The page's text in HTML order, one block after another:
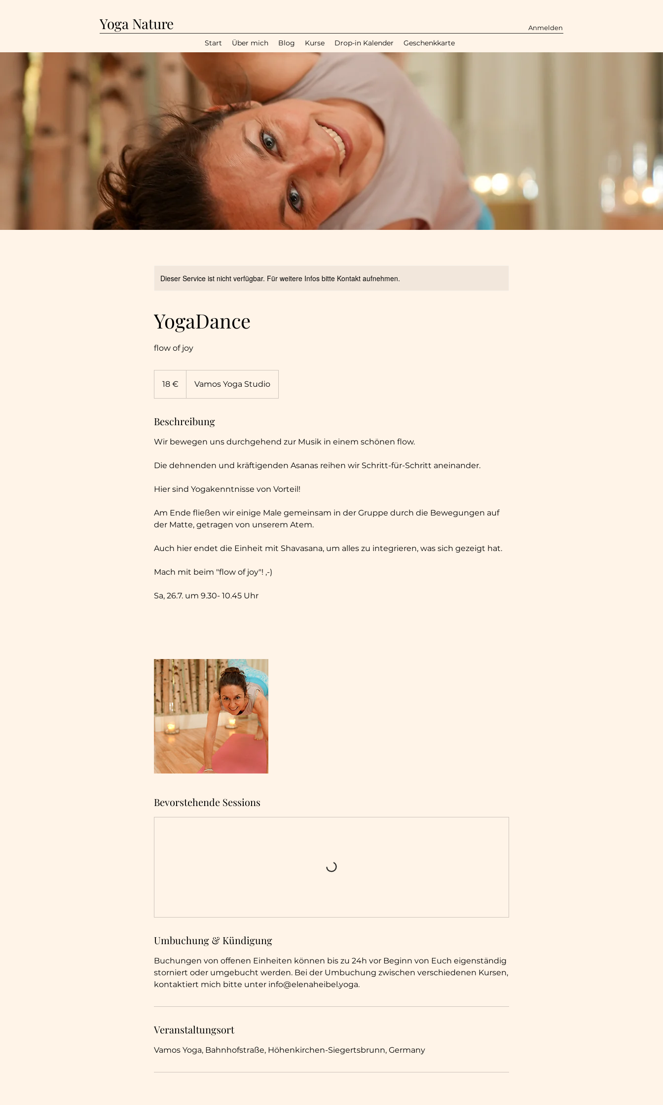
Anmelden
Start Über mich Blog Kurse Drop-in Kalender Geschenkkarte
Yoga Nature
Dieser Service ist nicht verfügbar. Für weitere Infos bitte Kontakt aufnehmen.
YogaDance
flow of joy
18 € Vamos Yoga Studio
Beschreibung
Wir bewegen uns durchgehend zur Musik in einem schönen flow.
Die dehnenden und kräftigenden Asanas reihen wir Schritt-für-Schritt aneinander.
Hier sind Yogakenntnisse von Vorteil!
Am Ende fließen wir einige Male gemeinsam in der Gruppe durch die Bewegungen auf
der Matte, getragen von unserem Atem.
Auch hier endet die Einheit mit Shavasana, um alles zu integrieren, was sich gezeigt hat.
Mach mit beim "flow of joy"! ,-)
Sa, 26.7. um 9.30- 10.45 Uhr
Bevorstehende Sessions
Umbuchung & Kündigung
Buchungen von offenen Einheiten können bis zu 24h vor Beginn von Euch eigenständig
storniert oder umgebucht werden. Bei der Umbuchung zwischen verschiedenen Kursen,
kontaktiert mich bitte unter info@elenaheibel.yoga.
Veranstaltungsort
Vamos Yoga, Bahnhofstraße, Höhenkirchen-Siegertsbrunn, Germany